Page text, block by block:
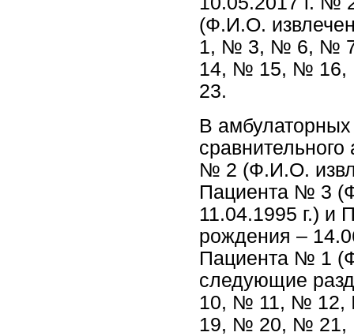
(Ф.И.О.
1, № 3, № 6, №
14, № 15, №
23.
В
№ 2 (Ф.И.О.
Пациента № 3
11.04.1995 г.)
рождения –
Пациента № 1
следующие
10, № 11, №
19, № 20, №